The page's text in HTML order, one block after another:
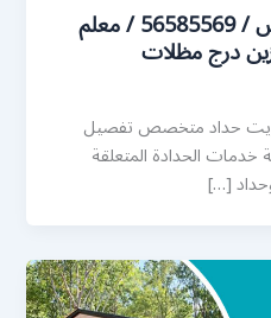
رقم حداد شبابيك الاندلس / 56585569 / معلم
درج مظلات
حداد متخصص تفصيل
خدمات الحدادة المتعلقة
[…]